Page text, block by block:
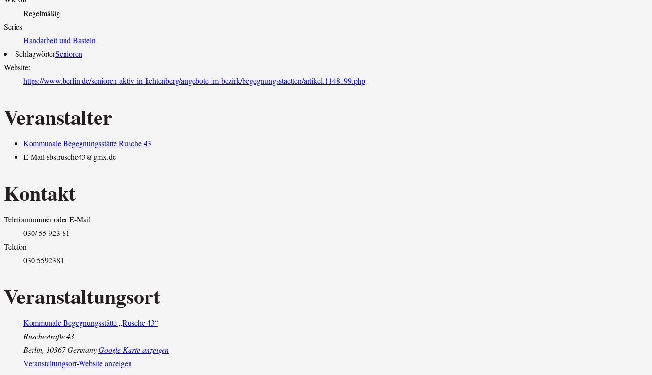
Regelmäßig
Series
Handarbeit und Basteln
SchlagwörterSenioren
Website:
https://www.berlin.de/senioren-aktiv-in-lichtenberg/angebote-im-bezirk/begegnungsstaetten/artikel.1148199.php
Veranstalter
Kommunale Begegnungsstätte Rusche 43
E-Mail sbs.rusche43@gmx.de
Kontakt
Telefonnummer oder E-Mail
030/ 55 923 81
Telefon
030 5592381
Veranstaltungsort
Kommunale Begegnungsstätte „Rusche 43“
Ruschestraße 43
Berlin, 10367GermanyGoogle Karte anzeigen
Veranstaltungsort-Website anzeigen